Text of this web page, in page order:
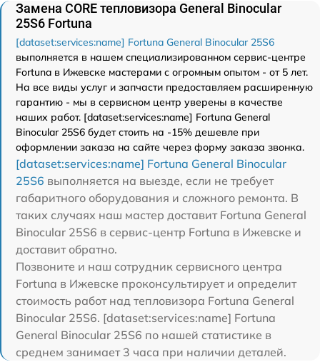
Замена CORE тепловизора General Binocular
25S6 Fortuna
[dataset:services:name] Fortuna General Binocular 25S6
выполняется в нашем специализированном сервис-центре
Fortuna в Ижевске мастерами с огромным опытом - от 5 лет.
На все виды услуг и запчасти предоставляем расширенную
гарантию - мы в сервисном центр уверены в качестве
наших работ. [dataset:services:name] Fortuna General
Binocular 25S6 будет стоить на -15% дешевле при
оформлении заказа на сайте через форму заказа звонка.
[dataset:services:name] Fortuna General Binocular
25S6 выполняется на выезде, если не требует
габаритного оборудования и сложного ремонта. В
таких случаях наш мастер доставит Fortuna General
Binocular 25S6 в сервис-центр Fortuna в Ижевске и
доставит обратно.
Позвоните и наш сотрудник сервисного центра
Fortuna в Ижевске проконсультирует и определит
стоимость работ над тепловизора Fortuna General
Binocular 25S6. [dataset:services:name] Fortuna
General Binocular 25S6 по нашей статистике в
среднем занимает 3 часа при наличии деталей.